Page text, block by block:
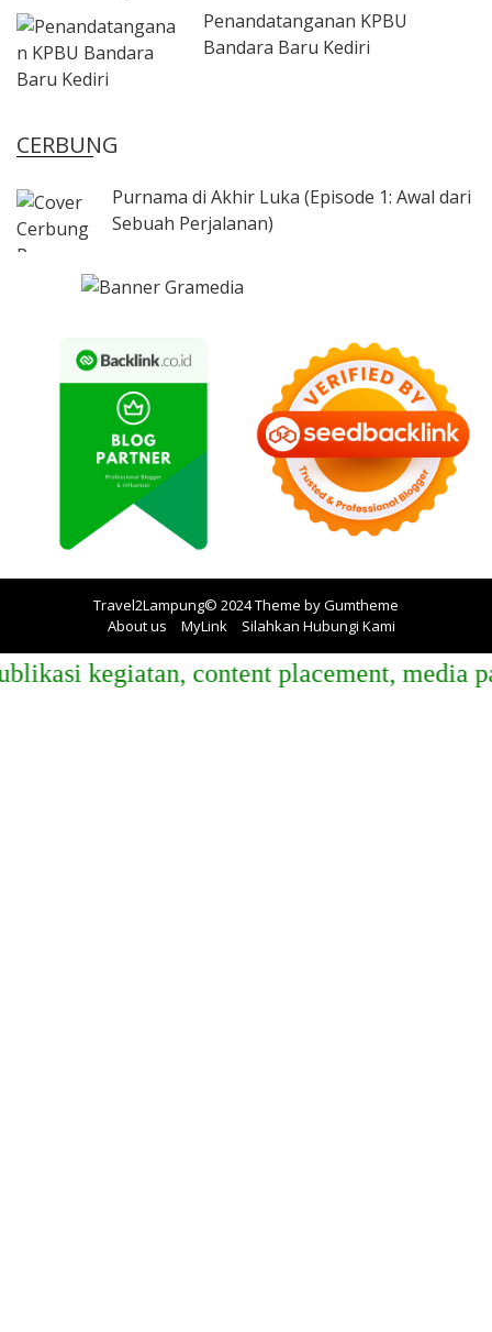
Penandatanganan KPBU
Bandara Baru Kediri
CERBUNG
Purnama di Akhir Luka (Episode 1: Awal dari
Sebuah Perjalanan)
Travel2Lampung© 2024 Theme byGumtheme
About us
MyLink Silahkan Hubungi Kami
content placement, media